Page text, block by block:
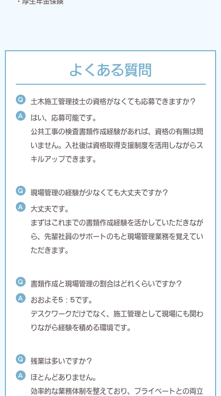
よくある質問
Q 土木施工管理技士の資格がなくても応募できますか？
A
はい、応募可能です。
公共工事の検査書類作成経験があれば、資格の有無は問
いません。入社後は資格取得支援制度を活用しながらス
キルアップできます。
Q 現場管理の経験が少なくても大丈夫ですか？
A
大丈夫です。
まずはこれまでの書類作成経験を活かしていただきなが
ら、先輩社員のサポートのもと現場管理業務を覚えてい
ただきます。
Q 書類作成と現場管理の割合はどれくらいですか？
A
おおよそ5：5です。
デスクワークだけでなく、施工管理として現場にも関わ
りながら経験を積める環境です。
Q 残業は多いですか？
A
ほとんどありません。
効率的な業務体制を整えており、プライベートとの両立